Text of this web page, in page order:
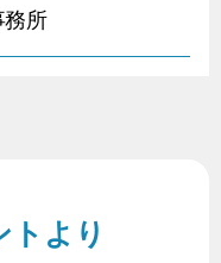
所
トより